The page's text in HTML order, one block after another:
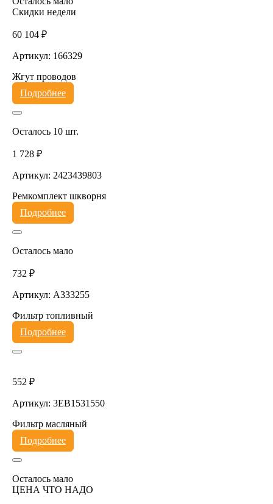
Скидки недели
60 104 ₽
Артикул: 166329
Жгут проводов
Подробнее
Осталось 10 шт.
1 728 ₽
Артикул: 2423439803
Ремкомплект шкворня
Подробнее
Осталось мало
732 ₽
Артикул: A333255
Фильтр топливный
Подробнее
552 ₽
Артикул: 3EB1531550
Фильтр масляный
Подробнее
Осталось мало
ЦЕНА ЧТО НАДО